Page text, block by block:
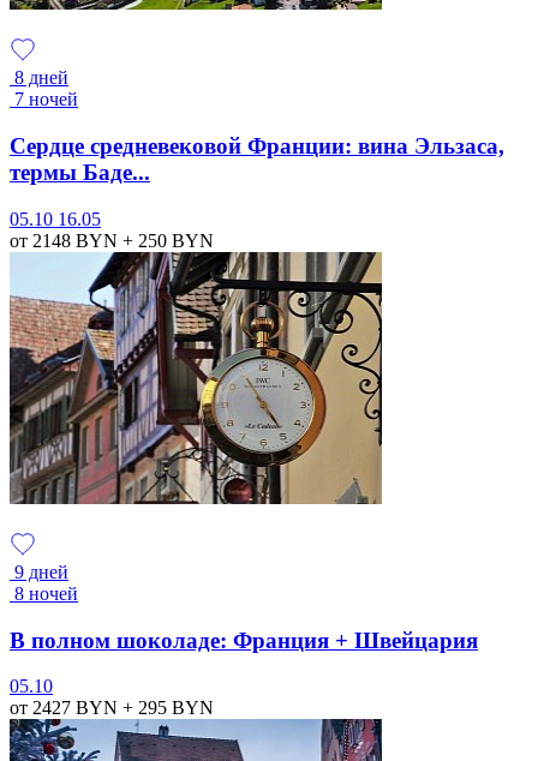
8 дней
7 ночей
Сердце средневековой Франции: вина Эльзаса,
термы Баде...
05.10 16.05
от 2148 BYN + 250 BYN
9 дней
8 ночей
В полном шоколаде: Франция + Швейцария
05.10
от 2427 BYN + 295 BYN